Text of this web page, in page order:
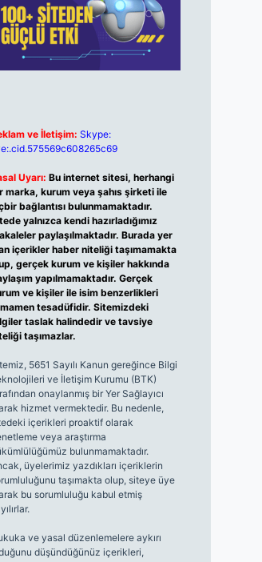
ve İletişim: Skype:
Uyarı: Bu internet sitesi, herhangi
marka, kurum veya şahıs şirketi ile
bağlantısı bulunmamaktadır.
yalnızca kendi hazırladığımız
paylaşılmaktadır. Burada yer
içerikler haber niteliği taşımamakta
gerçek kurum ve kişiler hakkında
yapılmamaktadır. Gerçek
ve kişiler ile isim benzerlikleri
tesadüfidir. Sitemizdeki
taslak halindedir ve tavsiye
taşımazlar.
5651 Sayılı Kanun gereğince Bilgi
ve İletişim Kurumu (BTK)
onaylanmış bir Yer Sağlayıcı
hizmet vermektedir. Bu nedenle,
içerikleri proaktif olarak
veya araştırma
bulunmamaktadır.
üyelerimiz yazdıkları içeriklerin
taşımakta olup, siteye üye
bu sorumluluğu kabul etmiş
ve yasal düzenlemelere aykırı
düşündüğünüz içerikleri,